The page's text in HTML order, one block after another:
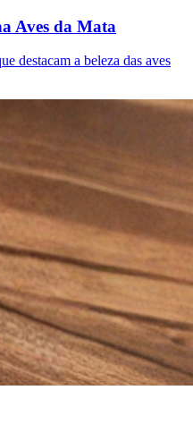
Aves da Mata
destacam a beleza das aves